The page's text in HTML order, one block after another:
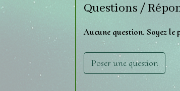
Questions /
Aucune question. Soyez le
Poser une question